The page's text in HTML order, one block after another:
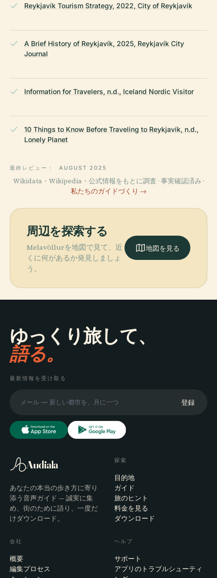
Reykjavík Tourism Strategy, 2022, City of Reykjavík
A Brief History of Reykjavík, 2025, Reykjavík City
Journal
Information for Travelers, n.d., Iceland Nordic Visitor
10 Things to Know Before Traveling to Reykjavík, n.d.,
Lonely Planet
最終レビュー： AUGUST 2025
Wikidata・Wikipedia・公式情報をもとに調査 · 事実確認済み ·
私たちのガイドづくり →
周辺を探索する
Melavöllurを地図で見て、近
くに何があるか発見しましょ
う。
地図を見る
ゆっくり旅して、
語る。
最新情報を受け取る
登録
Audiala
あなたの本当の歩き方に寄り
添う音声ガイド — 誠実に集
め、街のために語り、一度だ
けダウンロード。
探索
目的地
ガイド
旅のヒント
料金を見る
ダウンロード
会社
概要
編集プロセス
ヘルプ
サポート
アプリのトラブルシューティ